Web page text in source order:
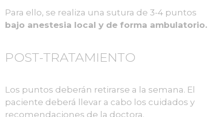
Para ello, se realiza una sutura de 3-4 puntos
bajo anestesia local y de forma ambulatorio.
POST-TRATAMIENTO
Los puntos deberán retirarse a la semana. El
paciente deberá llevar a cabo los cuidados y
recomendaciones de la doctora.